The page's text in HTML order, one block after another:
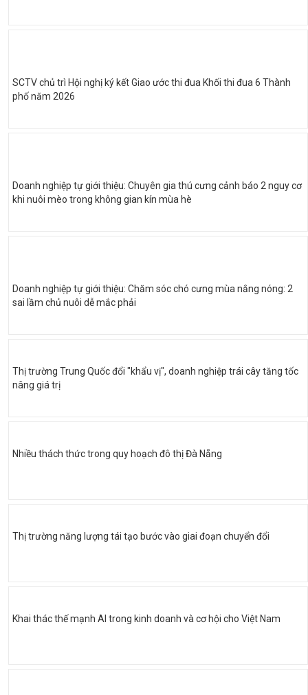
SCTV chủ trì Hội nghị ký kết Giao ước thi đua Khối thi đua 6 Thành
phố năm 2026
Doanh nghiệp tự giới thiệu: Chuyên gia thú cưng cảnh báo 2 nguy cơ
khi nuôi mèo trong không gian kín mùa hè
Doanh nghiệp tự giới thiệu: Chăm sóc chó cưng mùa nắng nóng: 2
sai lầm chủ nuôi dễ mắc phải
Thị trường Trung Quốc đổi "khẩu vị", doanh nghiệp trái cây tăng tốc
nâng giá trị
Nhiều thách thức trong quy hoạch đô thị Đà Nẵng
Thị trường năng lượng tái tạo bước vào giai đoạn chuyển đổi
Khai thác thế mạnh AI trong kinh doanh và cơ hội cho Việt Nam